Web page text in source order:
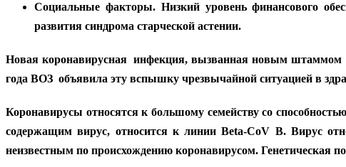
Социальные факторы. Низкий уровень финансового
развития синдрома старческой астении.
Новая коронавирусная инфекция, вызванная новым штаммом
года ВОЗ объявила эту вспышку чрезвычайной ситуацией в
Коронавирусы относятся к большому семейству со
содержащим вирус, относится к линии Beta-CoV B. Вирус
неизвестным по происхождению коронавирусом. Генетическая